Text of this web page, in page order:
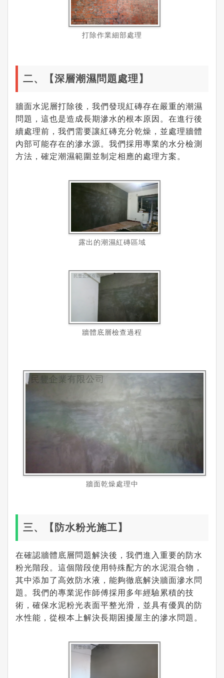
打除作業細部處理
二、【深層潮濕問題處理】
牆面水泥層打除後，我們發現紅磚存在嚴重的潮濕
問題，這也是造成長期滲水的根本原因。在進行後
續處理前，我們需要讓紅磚充分乾燥，並處理牆體
內部可能存在的滲水源。我們採用專業的水分檢測
方法，確定潮濕範圍並制定相應的處理方案。
露出的潮濕紅磚區域
牆體底層檢查過程
牆面乾燥處理中
三、【防水粉光施工】
在確認牆體底層問題解決後，我們進入重要的防水
粉光階段。這個階段使用特殊配方的水泥混合物，
其中添加了高效防水液，能夠徹底解決牆面滲水問
題。我們的專業泥作師傅採用多年經驗累積的技
術，確保水泥粉光表面平整光滑，並具有優異的防
水性能，從根本上解決長期困擾屋主的滲水問題。